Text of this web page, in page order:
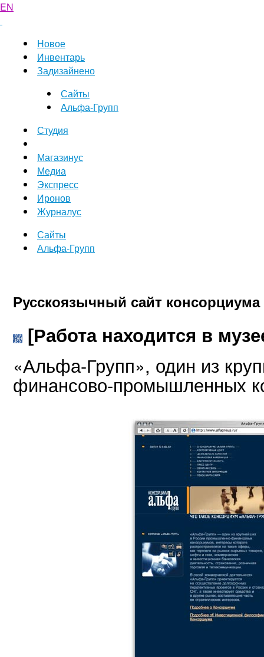
EN
Новое
Инвентарь
Задизайнено
Сайты
Альфа-Групп
Студия
Магазинус
Медиа
Экспресс
Иронов
Журналус
Сайты
Альфа-Групп
Русскоязычный сайт
[Работа находится в
«Альфа-Групп», один из
финансово-промышленных